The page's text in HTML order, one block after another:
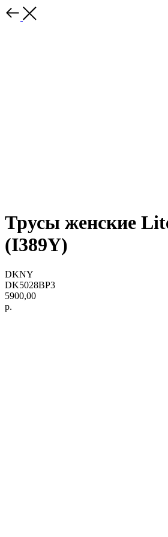
Трусы женские
(I389Y)
DKNY
DK5028BP3
5900,00
р.